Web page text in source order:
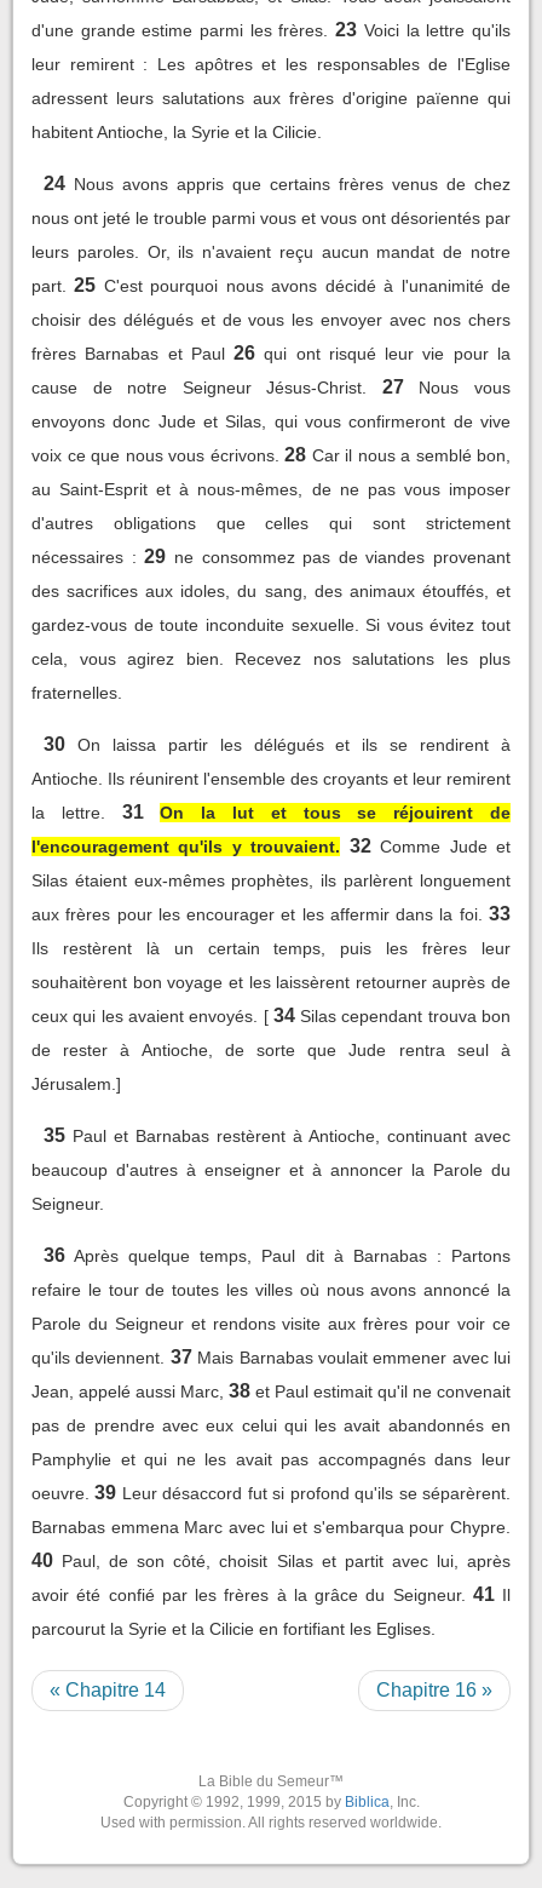
d'une grande estime parmi les frères.
23 Voici la lettre qu'ils
leur remirent : Les apôtres et les responsables de l'Eglise
adressent leurs salutations aux frères d'origine païenne qui
habitent Antioche, la Syrie et la Cilicie.
24 Nous avons appris que certains frères venus de chez
nous ont jeté le trouble parmi vous et vous ont désorientés par
leurs paroles. Or, ils n'avaient reçu aucun mandat de notre
part.
25 C'est pourquoi nous avons décidé à l'unanimité de
choisir des délégués et de vous les envoyer avec nos chers
frères Barnabas et Paul 26 qui ont risqué leur vie pour la
cause de notre Seigneur Jésus-Christ.
27
Nous vous
envoyons donc Jude et Silas, qui vous confirmeront de vive
voix ce que nous vous écrivons. 28 Car il nous a semblé bon,
au Saint-Esprit et à nous-mêmes, de ne pas vous imposer
d'autres obligations que celles qui sont strictement
nécessaires : 29 ne consommez pas de viandes provenant
des sacrifices aux idoles, du sang, des animaux étouffés, et
gardez-vous de toute inconduite sexuelle. Si vous évitez tout
cela, vous agirez bien. Recevez nos salutations les plus
fraternelles.
30
On laissa partir les délégués et ils se rendirent à
Antioche. Ils réunirent l'ensemble des croyants et leur remirent
la lettre.
31
On la lut et tous se réjouirent de
l'encouragement qu'ils y trouvaient. 32 Comme Jude et
Silas étaient eux-mêmes prophètes, ils parlèrent longuement
aux frères pour les encourager et les affermir dans la foi. 33
Ils restèrent là un certain temps, puis les frères leur
souhaitèrent bon voyage et les laissèrent retourner auprès de
ceux qui les avaient envoyés. [ 34 Silas cependant trouva bon
de rester à Antioche, de sorte que Jude rentra seul à
Jérusalem.]
35 Paul et Barnabas restèrent à Antioche, continuant avec
beaucoup d'autres à enseigner et à annoncer la Parole du
Seigneur.
36 Après quelque temps, Paul dit à Barnabas : Partons
refaire le tour de toutes les villes où nous avons annoncé la
Parole du Seigneur et rendons visite aux frères pour voir ce
qu'ils deviennent. 37 Mais Barnabas voulait emmener avec lui
Jean, appelé aussi Marc, 38 et Paul estimait qu'il ne convenait
pas de prendre avec eux celui qui les avait abandonnés en
Pamphylie et qui ne les avait pas accompagnés dans leur
oeuvre. 39 Leur désaccord fut si profond qu'ils se séparèrent.
Barnabas emmena Marc avec lui et s'embarqua pour Chypre.
40 Paul, de son côté, choisit Silas et partit avec lui, après
avoir été confié par les frères à la grâce du Seigneur. 41 Il
parcourut la Syrie et la Cilicie en fortifiant les Eglises.
« Chapitre 14 Chapitre 16 »
La Bible du Semeur™
Copyright © 1992, 1999, 2015 by Biblica, Inc.
Used with permission. All rights reserved worldwide.